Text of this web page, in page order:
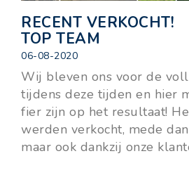
RECENT VERKOCHT!
TOP TEAM
06-08-2020
Wij bleven ons voor de
tijdens deze tijden en hier
fier zijn op het resultaat!
werden verkocht, mede
maar ook dankzij onze